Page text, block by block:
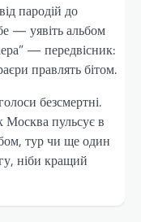
пародій до
— уявіть альбом
— передвісник:
правлять бітом.
безсмертні.
Москва пульсує в
тур чи ще один
ніби кращий